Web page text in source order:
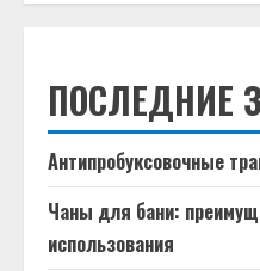
ПОСЛЕДНИЕ
Антипробуксовочные
Чаны для бани:
использования